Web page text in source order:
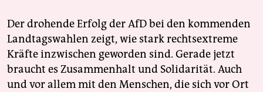
Der drohende Erfolg der AfD bei den kommenden
Landtagswahlen zeigt, wie stark rechtsextreme
Kräfte inzwischen geworden sind. Gerade jetzt
braucht es Zusammenhalt und Solidarität. Auch
und vor allem mit den Menschen, die sich vor Ort